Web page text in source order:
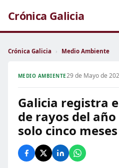
Crónica Galicia
Crónica Galicia › Medio Ambiente
MEDIO AMBIENTE29 de Mayo de
Galicia registra
de rayos del
solo cinco meses